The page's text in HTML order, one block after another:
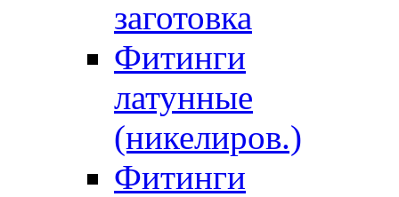
заготовка
Фитинги
латунные
(никелиров.)
Фитинги